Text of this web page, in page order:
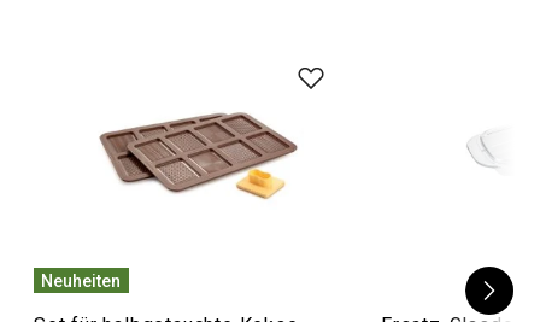
Neuheiten